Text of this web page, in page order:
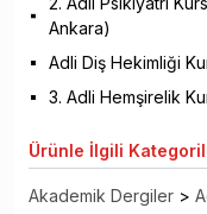
Ankara)
Adli Diş Hekimliği
3. Adli Hemşirelik
Ürünle İlgili
Akademik Dergiler >